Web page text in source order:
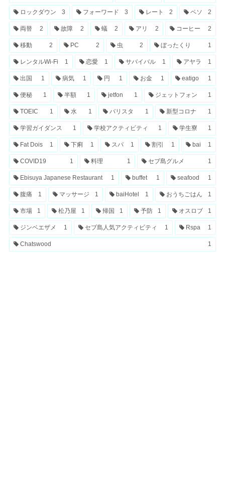
ロックダウン 3 フォーワード 3 レート 2 ペソ 2
両替 2 故障 2 蟻 2 アリ 2 コーヒー 2
移動 2 PC 2 虫 2 ぼったくり 1
レンタルWi-Fi 1 恋愛 1 サバイバル 1 アヤラ 1
出国 1 病気 1 円 1 お金 1 eatigo 1
便秘 1 半額 1 jetfon 1 ジェットフォン 1
TOEIC 1 水 1 バリスタ 1 新型コロナ 1
学習ガイダンス 1 学校アクティビティ 1 学生寮 1
Fat Dois 1 下痢 1 スパ 1 割引 1 bai 1
COVID19 1 料理 1 セブ島グルメ 1
Ebisuya Japanese Restaurant 1 buffet 1 seafood 1
腹痛 1 マッサージ 1 baiHotel 1 おうちごはん 1
市場 1 松乃屋 1 帰国 1 予防 1 オスロブ 1
ジンベエザメ 1 セブ島人気アクティビティ 1 Rspa 1
Chatswood 1